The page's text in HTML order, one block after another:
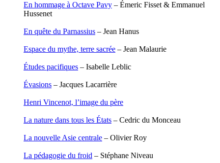
Desprez Léopoldine
Devouassoux Philippe
Ducret Nicolas
Dunbar Géraldine
Figueras Raymond
Fisset Christine
Fontaine Benoît
Fradin Patrick
François Valérie
Gana Frédéric
En hommage à Octave Pavy – Émeric Fisset & Emmanuel
Hussenet
En quête du Parnassius – Jean Hanus
Espace du mythe, terre sacrée – Jean Malaurie
Études pacifiques – Isabelle Leblic
Évasions – Jacques Lacarrière
Henri Vincenot, l’image du père
La nature dans tous les États – Cedric du Monceau
La nouvelle Asie centrale – Olivier Roy
La pédagogie du froid – Stéphane Niveau